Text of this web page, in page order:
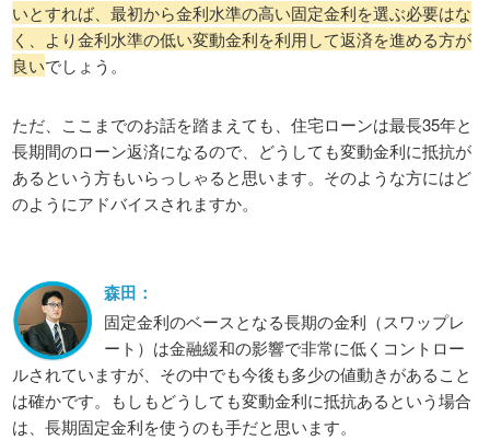
いとすれば、最初から金利水準の高い固定金利を選ぶ必要はな
く、より金利水準の低い変動金利を利用して返済を進める方が
良いでしょう。
ただ、ここまでのお話を踏まえても、住宅ローンは最長35年と
長期間のローン返済になるので、どうしても変動金利に抵抗が
あるという方もいらっしゃると思います。そのような方にはど
のようにアドバイスされますか。
森田：
固定金利のベースとなる長期の金利（スワップレ
ート）は金融緩和の影響で非常に低くコントロー
ルされていますが、その中でも今後も多少の値動きがあること
は確かです。もしもどうしても変動金利に抵抗あるという場合
は、長期固定金利を使うのも手だと思います。